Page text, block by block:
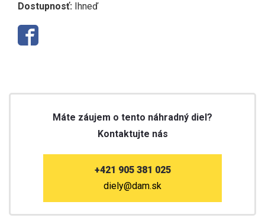
Dostupnosť: Ihneď
Máte záujem o tento náhradný diel?
Kontaktujte nás
+421 905 381 025
diely@dam.sk